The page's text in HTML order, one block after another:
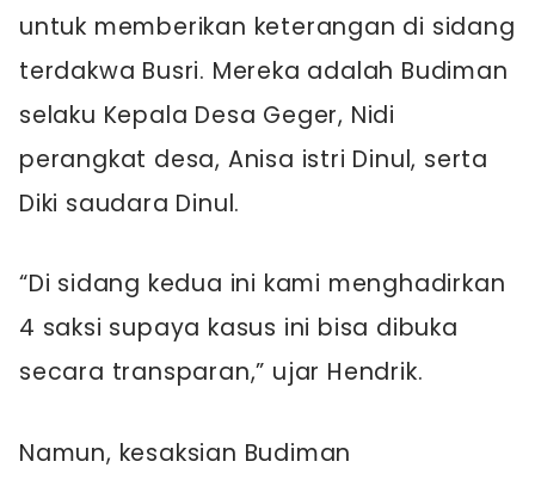
untuk memberikan keterangan di sidang
terdakwa Busri. Mereka adalah Budiman
selaku Kepala Desa Geger, Nidi
perangkat desa, Anisa istri Dinul, serta
Diki saudara Dinul.
“Di sidang kedua ini kami menghadirkan
4 saksi supaya kasus ini bisa dibuka
secara transparan,” ujar Hendrik.
Namun, kesaksian Budiman